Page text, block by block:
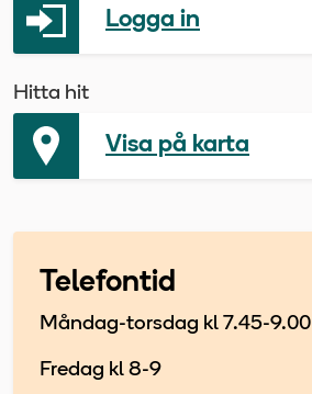
Logga in
Hitta hit
Visa på karta
Telefontid
Måndag-torsdag kl 7.45-9.00
Fredag kl 8-9